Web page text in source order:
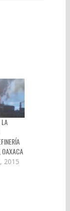
LA
OAXACA
2015